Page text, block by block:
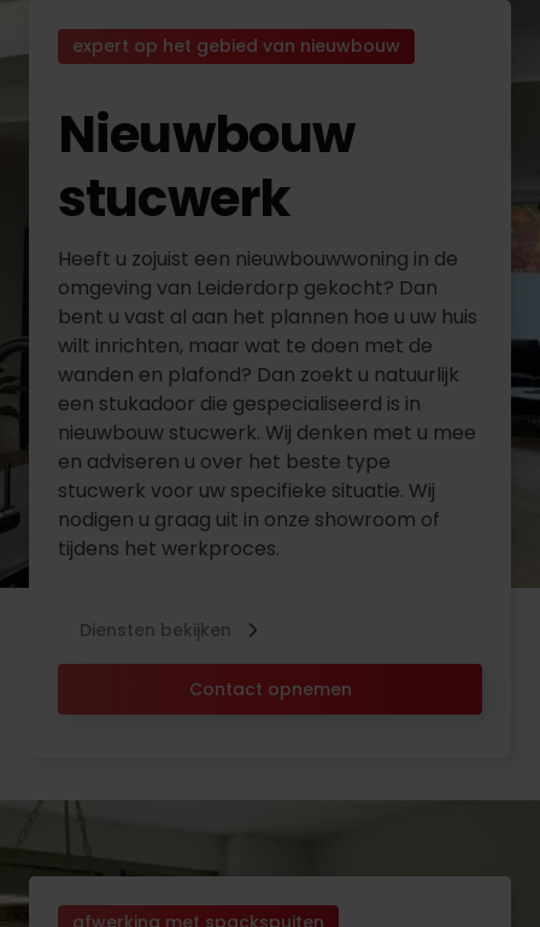
expert op het gebied van nieuwbouw
Nieuwbouw
stucwerk
Heeft u zojuist een nieuwbouwwoning in de
omgeving van Leiderdorp gekocht? Dan
bent u vast al aan het plannen hoe u uw huis
wilt inrichten, maar wat te doen met de
wanden en plafond? Dan zoekt u natuurlijk
een stukadoor die gespecialiseerd is in
nieuwbouw stucwerk. Wij denken met u mee
en adviseren u over het beste type
stucwerk voor uw specifieke situatie. Wij
nodigen u graag uit in onze showroom of
tijdens het werkproces.
Contact opnemen
Diensten bekijken
afwerking met spackspuiten